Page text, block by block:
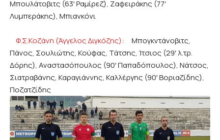
Μπουλάτοβιτς (63′ Ραμίρεζ), Ζαφειράκης (77′
Λυμπεράκης), Μπιανκόνι
Φ.Σ.Κοζάνη (Άγγελος Διγκόζης):
Μπογκντάνοβιτς,
Πάνος, Σουλιώτης, Κούφας, Τάτσης, Ίτσιος (29′ λ.τρ.
Δόρης), Αναστασόπουλος (90′ Παπαδόπουλος), Νάτσος,
Σιατραβάνης, Καραγιάννης, Καλλέργης (90′ Βοριαζίδης),
Ποζατζίδης